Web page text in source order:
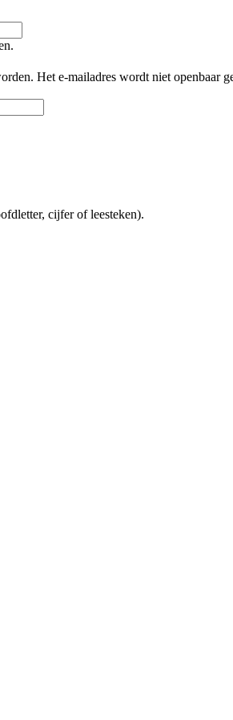
Het e-mailadres wordt niet
cijfer of leesteken).